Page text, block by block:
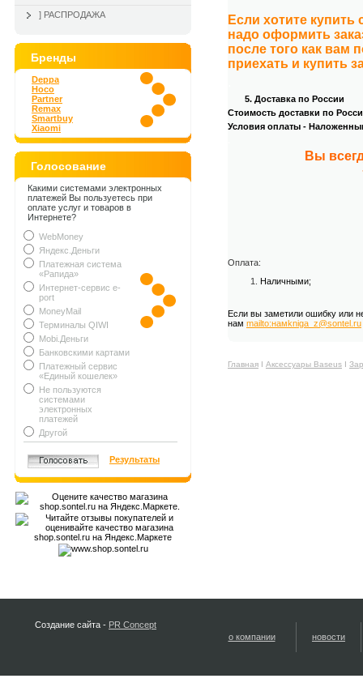
] РАСПРОДАЖА
Бренды
Deppa
Hoco
Partner
Remax
Smartbuy
Xiaomi
Голосование
Какими системами электронных
платежей Вы пользуетесь при
оплате услуг и товаров в
Интернете?
WebMoney
Яндекс.Деньги
Платежная система
«Рапида»
Интернет-сервис e-
port
MoneyMail
Терминалы QIWI
Mobi.Деньги
Банковскими картами
Платежный сервис
«Единый кошелек»
Не пользуются
системами
электронных
платежей
Другой
Результаты
Если хотите
надо оформить
после того как вам
приехать и купить
5. Доставка по России
Стоимость доставки по
Условия оплаты -
Вы
Оплата:
Наличными;
Если вы заметили ошибку или
нам mailto:намkniga_z@sontel.ru
Главная Ι Аксессуары Baseus Ι
Создание сайта - PR Concept
о компании
новости